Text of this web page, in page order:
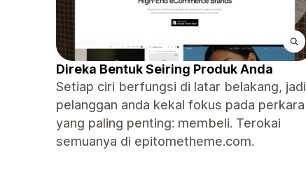
Direka Bentuk Seiring Produk Anda
Setiap ciri berfungsi di latar belakang, jadi
pelanggan anda kekal fokus pada perkara
yang paling penting: membeli. Terokai
semuanya di epitometheme.com.